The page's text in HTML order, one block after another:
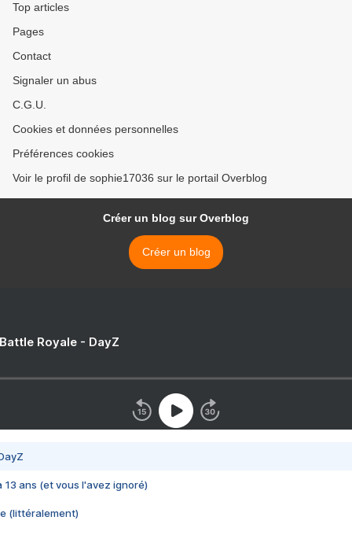
Top articles
Pages
Contact
Signaler un abus
C.G.U.
Cookies et données personnelles
Préférences cookies
Voir le profil de sophie17036 sur le portail Overblog
Créer un blog sur Overblog
Créer un blog
Royale - DayZ
13 ans (et vous l'avez ignoré)
(littéralement)